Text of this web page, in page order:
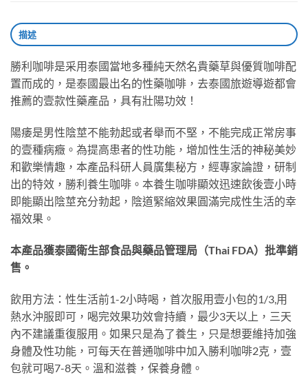
描述
勝利咖啡是采用泰國當地多種純天然名貴藥草與優質咖啡配
置而成的，是泰國最出名的性藥咖啡，去泰國旅遊導遊都會
推薦的壹款性藥產品，具有壯陽功效！
陽痿是男性陰莖不能勃起或者舉而不堅，不能完成正常房事
的壹種病癥。為提高患者的性功能，增加性生活的神秘美妙
和歡樂情趣，本產品科研人員廣集秘方，經專家論證，研制
出的特效，勝利養生咖啡。本養生咖啡顯效迅速飲後壹小時
即能顯出陰莖充分勃起，陰道緊縮效果圓滿完成性生活的幸
福效果。
本產品獲泰國衛生部食品與藥品管理局（Thai FDA）批準銷
售。
飲用方法：性生活前1-2小時喝，首次服用壹小包的1/3,用
熱水沖服即可，喝完效果功效會持續，最少3天以上，三天
內不建議重復服用。如果只是為了養生，只是想要維持加強
身體及性功能，可每天在普通咖啡中加入勝利咖啡2克，壹
包就可喝7-8天。溫和滋養，保養身體。